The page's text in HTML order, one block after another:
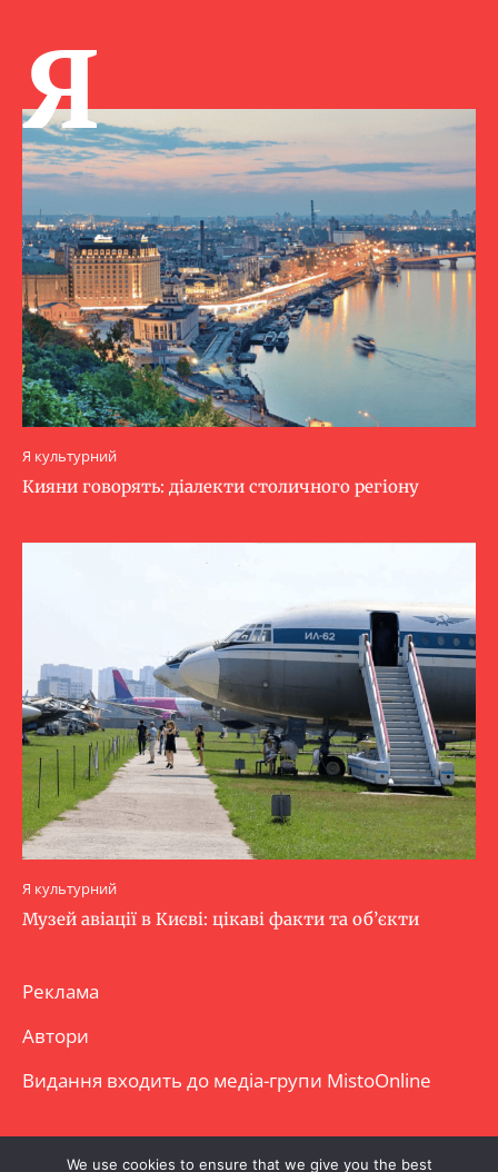
Я
Я культурний
Кияни говорять: діалекти столичного регіону
Я культурний
Музей авіації в Києві: цікаві факти та об’єкти
Реклама
Автори
Видання входить до медіа-групи MistoOnline
Copyright © Повне використання матеріалу
We use cookies to ensure that we give you the best